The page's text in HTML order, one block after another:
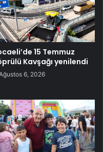
15 Temmuz
Kavşağı yenilendi
6, 2026